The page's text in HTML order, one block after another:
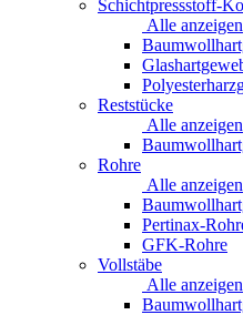
Schichtpressstoff-
Alle anzeigen
Reststücke
Alle anzeigen
Rohre
Alle anzeigen
Pertinax-
GFK-Rohre
Vollstäbe
Alle anzeigen